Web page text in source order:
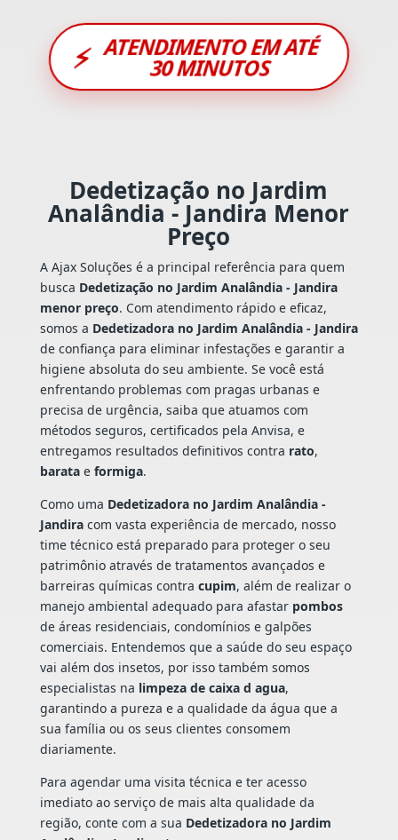
⚡ ATENDIMENTO EM ATÉ
30 MINUTOS
Dedetização no Jardim
Analândia - Jandira Menor
Preço
A Ajax Soluções é a principal referência para quem
busca Dedetização no Jardim Analândia - Jandira
menor preço. Com atendimento rápido e eficaz,
somos a Dedetizadora no Jardim Analândia - Jandira
de confiança para eliminar infestações e garantir a
higiene absoluta do seu ambiente. Se você está
enfrentando problemas com pragas urbanas e
precisa de urgência, saiba que atuamos com
métodos seguros, certificados pela Anvisa, e
entregamos resultados definitivos contra rato,
baratae formiga.
Como uma Dedetizadora no Jardim Analândia -
Jandiracom vasta experiência de mercado, nosso
time técnico está preparado para proteger o seu
patrimônio através de tratamentos avançados e
barreiras químicas contra cupim, além de realizar o
manejo ambiental adequado para afastar pombos
de áreas residenciais, condomínios e galpões
comerciais. Entendemos que a saúde do seu espaço
vai além dos insetos, por isso também somos
especialistas na limpeza de caixa d agua,
garantindo a pureza e a qualidade da água que a
sua família ou os seus clientes consomem
diariamente.
Para agendar uma visita técnica e ter acesso
imediato ao serviço de mais alta qualidade da
região, conte com a sua Dedetizadora no Jardim